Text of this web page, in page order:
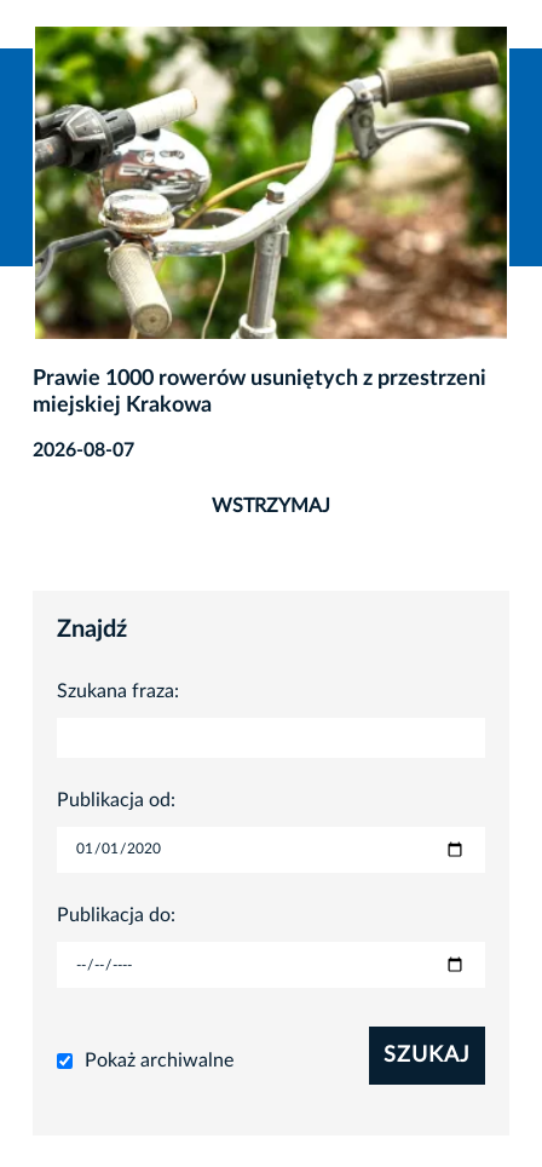
Prawie 1000 rowerów usuniętych z przestrzeni
miejskiej Krakowa
2026-08-07
WSTRZYMAJ
Znajdź
Szukana fraza:
Publikacja od:
Publikacja do:
Pokaż archiwalne SZUKAJ